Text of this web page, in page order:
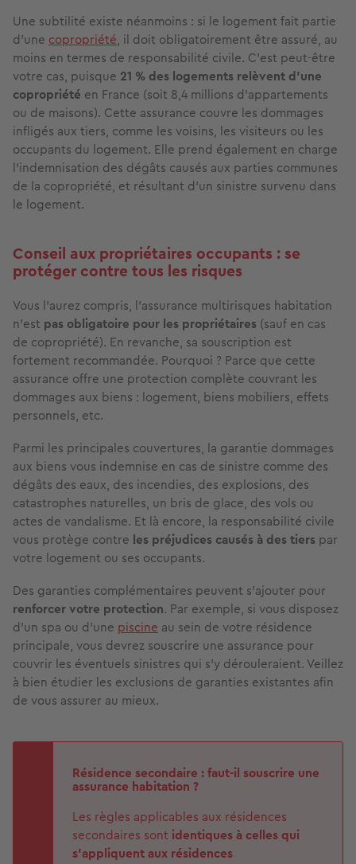
Une subtilité existe néanmoins : si le logement fait partie
d’une copropriété, il doit obligatoirement être assuré, au
moins en termes de responsabilité civile. C’est peut-être
votre cas, puisque 21 % des logements relèvent d’une
copropriété en France (soit 8,4 millions d’appartements
ou de maisons). Cette assurance couvre les dommages
infligés aux tiers, comme les voisins, les visiteurs ou les
occupants du logement. Elle prend également en charge
l’indemnisation des dégâts causés aux parties communes
de la copropriété, et résultant d’un sinistre survenu dans
le logement.
Conseil aux propriétaires occupants : se
protéger contre tous les risques
Vous l’aurez compris, l’assurance multirisques habitation
n’est pas obligatoire pour les propriétaires (sauf en cas
de copropriété). En revanche, sa souscription est
fortement recommandée. Pourquoi ? Parce que cette
assurance offre une protection complète couvrant les
dommages aux biens : logement, biens mobiliers, effets
personnels, etc.
Parmi les principales couvertures, la garantie dommages
aux biens vous indemnise en cas de sinistre comme des
dégâts des eaux, des incendies, des explosions, des
catastrophes naturelles, un bris de glace, des vols ou
actes de vandalisme. Et là encore, la responsabilité civile
vous protège contre les préjudices causés à des tiers par
votre logement ou ses occupants.
Des garanties complémentaires peuvent s’ajouter pour
renforcer votre protection. Par exemple, si vous disposez
d’un spa ou d’une piscine au sein de votre résidence
principale, vous devrez souscrire une assurance pour
couvrir les éventuels sinistres qui s’y dérouleraient. Veillez
à bien étudier les exclusions de garanties existantes afin
de vous assurer au mieux.
Résidence secondaire : faut-il souscrire une
assurance habitation ?
Les règles applicables aux résidences
secondaires sont identiques à celles qui
s'appliquent aux résidences